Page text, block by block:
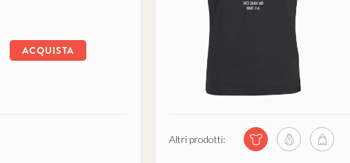
ACQUISTA
Altri prodotti: